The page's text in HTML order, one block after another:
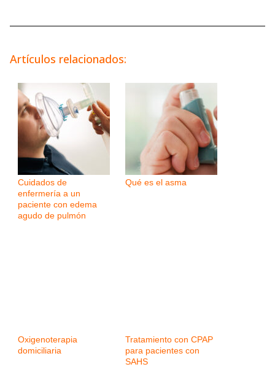
Artículos relacionados:
Cuidados de
enfermería a un
paciente con edema
agudo de pulmón
Qué es el asma
Oxigenoterapia
domiciliaria
Tratamiento con CPAP
para pacientes con
SAHS